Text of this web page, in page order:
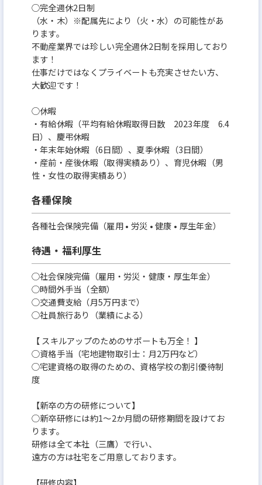
○完全週休2日制
（水・木）※配属先により（火・水）の可能性があ
ります。
不動産業界では珍しい完全週休2日制を採用しており
ます！
仕事だけではなくプライベートも充実させたい方、
大歓迎です！
○休暇
・有給休暇（平均有給休暇取得日数 2023年度 6.4
日）、慶弔休暇
・年末年始休暇（6日間）、夏季休暇（3日間）
・産前・産後休暇（取得実績あり）、育児休暇（男
性・女性の取得実績あり）
各種保険
各種社会保険完備（雇用 • 労災 • 健康 • 厚生年金）
待遇・福利厚生
○社会保険完備（雇用・労災・健康・厚生年金）
○時間外手当（全額）
○交通費支給（月5万円まで）
○社員旅行あり（業績による）
【 スキルアップのためのサポートも万全！ 】
○資格手当（宅地建物取引士：月2万円など）
○宅建資格の取得のための、資格学校の割引優待制
度
【新卒の方の研修について】
○新卒研修には約1～2か月間の研修期間を設けてお
ります。
研修は全て本社（三鷹）で行い、
遠方の方は社宅をご用意しております。
【研修内容】